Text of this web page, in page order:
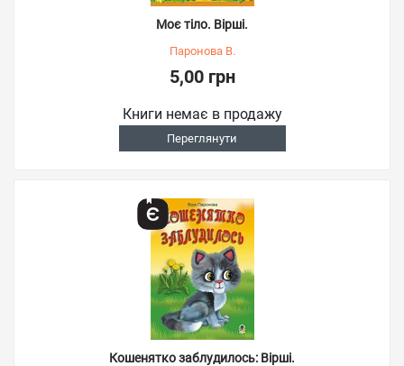
Моє тіло. Вірші.
Паронова В.
5,00 грн
Книги немає в продажу
Переглянути
Кошенятко заблудилось: Вірші.